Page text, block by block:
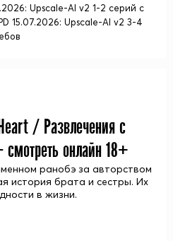
Upscale-AI v2 1-2 серий с
15.07.2026: Upscale-AI v2 3-4
/ Развлечения с
смотреть онлайн 18+
ранобэ за авторством
история брата и сестры. Их
в жизни.